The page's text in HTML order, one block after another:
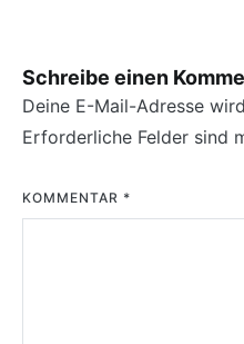
Schreibe einen
Deine E-Mail-Adresse
Erforderliche Felder sind
KOMMENTAR *